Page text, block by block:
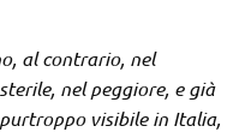
al contrario, nel
nel peggiore, e già
visibile in Italia,